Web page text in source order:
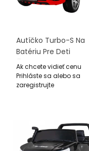
Autíčko Turbo-S Na
Batériu Pre Deti
Červené + Ovládač +
Pomalý Štart + Kolesá
EVA + Rádio MP3
Ak chcete vidieť cenu
Prihláste sa alebo sa
zaregistrujte